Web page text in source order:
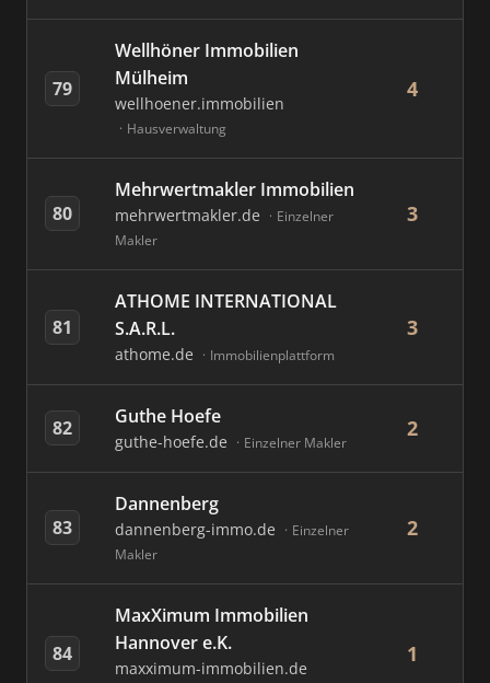
79
Wellhöner Immobilien
Mülheim
wellhoener.immobilien
Hausverwaltung
4
80
Mehrwertmakler Immobilien
mehrwertmakler.de
Einzelner
Makler
3
81
ATHOME INTERNATIONAL
S.A.R.L.
athome.de Immobilienplattform
3
82 Guthe Hoefe
guthe-hoefe.de Einzelner Makler
2
83
Dannenberg
dannenberg-immo.de
Einzelner
Makler
2
84
MaxXimum Immobilien
Hannover e.K.
maxximum-immobilien.de
1